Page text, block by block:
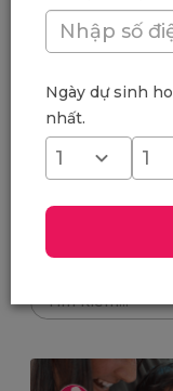
Ngày dự sinh
nhất.
Trang chủ/Mẹ và bé
Trẻ sơ sinh
Tin tức